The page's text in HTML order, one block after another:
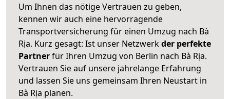
Um Ihnen das nötige Vertrauen zu geben,
kennen wir auch eine hervorragende
Transportversicherung für einen Umzug nach Bà
Rịa. Kurz gesagt: Ist unser Netzwerkder perfekte
Partnerfür Ihren Umzug von Berlin nach Bà Rịa.
Vertrauen Sie auf unsere jahrelange Erfahrung
und lassen Sie uns gemeinsam Ihren Neustart in
Bà Rịa planen.